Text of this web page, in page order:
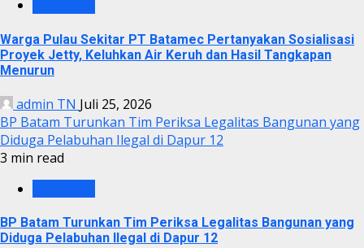
Warga Pulau Sekitar PT Batamec Pertanyakan Sosialisasi
Proyek Jetty, Keluhkan Air Keruh dan Hasil Tangkapan
Menurun
admin TN Juli 25, 2026
BP Batam Turunkan Tim Periksa Legalitas Bangunan yang
Diduga Pelabuhan Ilegal di Dapur 12
3 min read
BP Batam Turunkan Tim Periksa Legalitas Bangunan yang
Diduga Pelabuhan Ilegal di Dapur 12